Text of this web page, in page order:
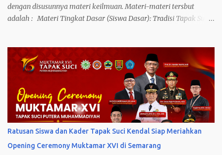
dengan disusunnya materi keilmuan. Materi-materi tersbut
adalah : Materi Tingkat Dasar (Siswa Dasar): Tradisi Tapak Suci:
Dasar Katak Melempar Tubuh – Jurus Dasar Naga Terbang –
Jurus Dasar Mawar Mekar – Jurus Dasar Mawar Layu – Jurus
Dasar Belitan Tangkai Mawar – Jurus Dasar Rajawali Mengibas
Sayap – Jurus Dasar Ikan Terbang Menggoyang Sirip – Jurus
Dasar Ikan Terbang Menjulang Angkasa – Jurus Dasar Harimau
Membuka Jalan – Jurus Dasar Harimau Menutup Jalan – Jurus
Dasar Terkaman Harimau Hindaran : – Harimau Tidur –
Harimau Lapar Meliuk Diri – Tangkai Tertiup Angin 1/2 tubuh –
Tangkai Mawar Tertiup Angin 1 tubuh – Rajawali Terbang
Ratusan Siswa dan Kader Tapak Suci Kendal Siap Meriahkan
Opening Ceremony Muktamar XVI di Semarang